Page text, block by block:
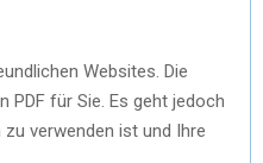
Websites. Die
PDF für Sie. Es geht jedoch
verwenden ist und Ihre